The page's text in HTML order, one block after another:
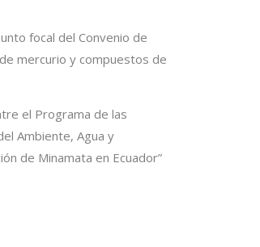
focal del Convenio de
mercurio y compuestos de
el Programa de las
Ambiente, Agua y
de Minamata en Ecuador”